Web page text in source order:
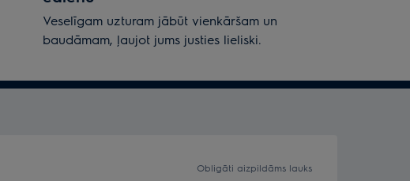
Veselīgam uzturam jābūt vienkāršam un
baudāmam, ļaujot jums justies lieliski.
Obligāti aizpildāms lauks